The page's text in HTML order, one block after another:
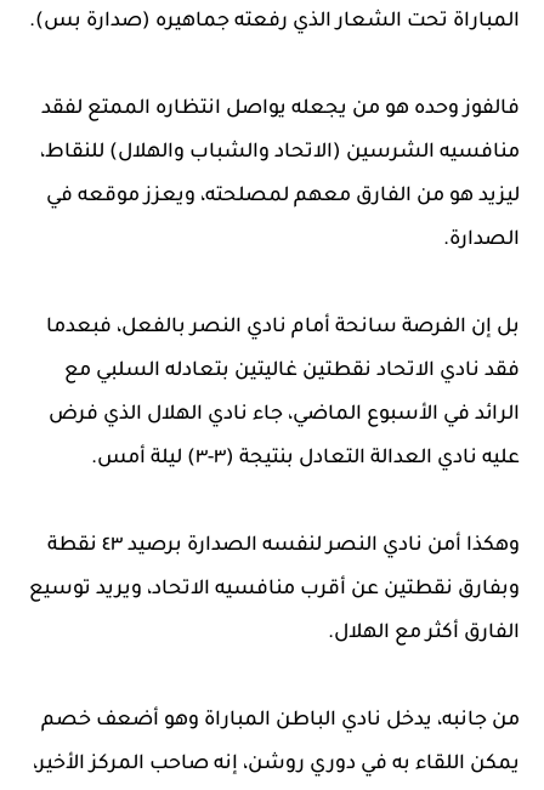
المباراة تحت الشعار الذي رفعته جماهيره (صدارة بس).
فالفوز وحده هو من يجعله يواصل انتظاره الممتع لفقد
منافسيه الشرسين (الاتحاد والشباب والهلال) للنقاط،
ليزيد هو من الفارق معهم لمصلحته، ويعزز موقعه في
الصدارة.
بل إن الفرصة سانحة أمام نادي النصر بالفعل، فبعدما
فقد نادي الاتحاد نقطتين غاليتين بتعادله السلبي مع
الرائد في الأسبوع الماضي، جاء نادي الهلال الذي فرض
عليه نادي العدالة التعادل بنتيجة (٣-٣) ليلة أمس.
وهكذا أمن نادي النصر لنفسه الصدارة برصيد ٤٣ نقطة
وبفارق نقطتين عن أقرب منافسيه الاتحاد، ويريد توسيع
الفارق أكثر مع الهلال.
من جانبه، يدخل نادي الباطن المباراة وهو أضعف خصم
يمكن اللقاء به في دوري روشن، إنه صاحب المركز الأخير،